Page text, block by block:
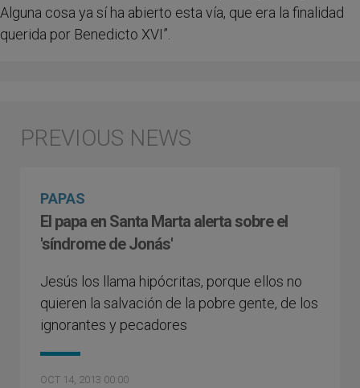
Alguna cosa ya sí ha abierto esta vía, que era la finalidad
querida por Benedicto XVI”.
PAPAS
El papa en Santa Marta alerta sobre el
'síndrome de Jonás'
Jesús los llama hipócritas, porque ellos no
quieren la salvación de la pobre gente, de los
ignorantes y pecadores
OCT 14, 2013 00:00